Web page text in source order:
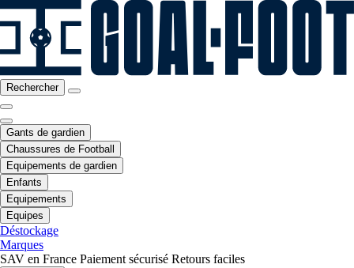
Rechercher
Gants de gardien
Chaussures de Football
Equipements de gardien
Enfants
Equipements
Equipes
Déstockage
Marques
SAV en France Paiement sécurisé Retours faciles